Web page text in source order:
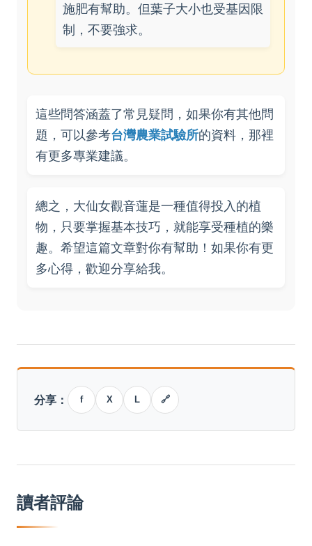
施肥有幫助。但葉子大小也受基因限
制，不要強求。
這些問答涵蓋了常見疑問，如果你有其他問
題，可以參考台灣農業試驗所的資料，那裡
有更多專業建議。
總之，大仙女觀音蓮是一種值得投入的植
物，只要掌握基本技巧，就能享受種植的樂
趣。希望這篇文章對你有幫助！如果你有更
多心得，歡迎分享給我。
分享： f X L 🔗
讀者評論